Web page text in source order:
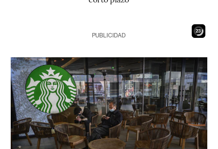
21
PUBLICIDAD